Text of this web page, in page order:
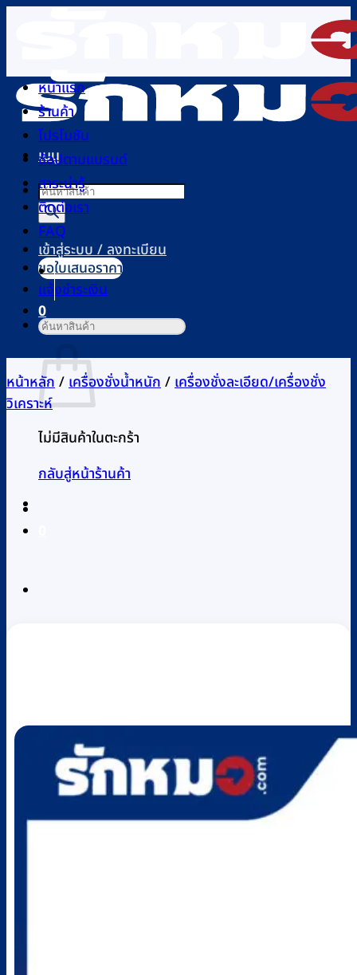
เนื้อหา
เมนู
Products
search
เข้าสู่ระบบ / ลงทะเบียน
0
ตะกร้าสินค้า
ไม่มีสินค้าในตะกร้า
กลับสู่หน้าร้านค้า
หน้าแรก
ร้านค้า
โปรโมชัน
ช้อปตามแบรนด์
สาระน่ารู้
ติดต่อเรา
FAQ
ขอใบเสนอราคา
แจ้งชำระเงิน
ค้นหา:
หน้าหลัก/เครื่องชั่งน้ำหนัก/เครื่องชั่งละเอียด/เครื่องชั่ง
วิเคราะห์